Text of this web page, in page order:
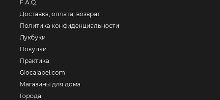
F.A.Q.
Доставка, оплата, возврат
Политика конфиденциальности
Лукбуки
Покупки
Практика
Glocalabel.com
Магазины для дома
Города